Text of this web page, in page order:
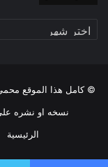
5ـ الترغيب
وَإِيَّاكُمْ
وَهُوَ مِنَ
فَلْيَلْزَمُ
سَيِّئَتُهُ فَذَلِكَ
© كامل هذا الموقع
نسخه او نشره
الرئيسية